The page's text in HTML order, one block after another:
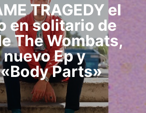
TRAGEDY el
en solitario de
The Wombats,
Ep y
Parts»